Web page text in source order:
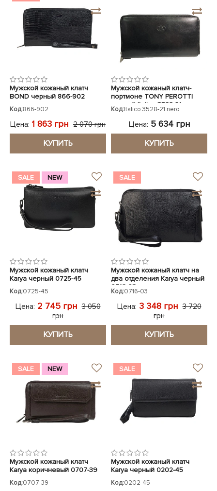
Мужской кожаный клатч
BOND черный 866-902
лазер
Код:866-902
Цена: 1 863 грн 2 070 грн
КУПИТЬ
Мужской кожаный клатч-
портмоне TONY PEROTTI
черный Italico 3528-21 nero
Код:Italico 3528-21 nero
Цена: 5 634 грн
КУПИТЬ
SALE NEW
Мужской кожаный клатч
Karya черный 0725-45
Код:0725-45
Цена: 2 745 грн 3 050
грн
КУПИТЬ
SALE
Мужской кожаный клатч на
два отделения Karya черный
0716-03
Код:0716-03
Цена: 3 348 грн 3 720
грн
КУПИТЬ
SALE NEW
Мужской кожаный клатч
Karya коричневый 0707-39
Код:0707-39
SALE
Мужской кожаный клатч
Karya черный 0202-45
Код:0202-45